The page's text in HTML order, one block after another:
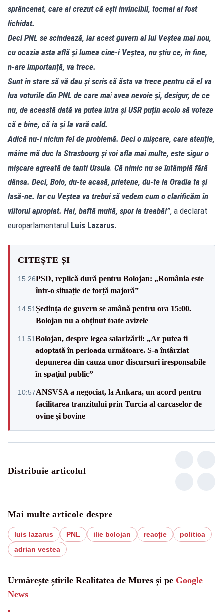
sprâncenat, care ai crezut că ești invincibil, tocmai ai fost
lichidat.
Deci PNL se scindează, iar acest guvern al lui Veștea mai nou,
cu ocazia asta află și lumea cine-i Veștea, nu știu ce, în fine,
n-are importanță, va trece.
Sunt în stare să vă dau și scris că ăsta va trece pentru că el va
lua voturile din PNL de care mai avea nevoie și, desigur, de ce
nu, de această dată va putea intra și USR puțin acolo să voteze
că e bine, că ia și la vară cald.
Adică nu-i niciun fel de problemă. Deci o mișcare, care atenție,
mâine mă duc la Strasbourg și voi afla mai multe, este sigur o
mișcare agreată de tanti Ursula. Că nimic nu se întâmplă fără
dânsa. Deci, Bolo, du-te acasă, prietene, du-te la Oradia ta și
lasă-ne. Iar cu Veștea va trebui să vedem cum o clarificăm în
viitorul apropiat. Hai, baftă multă, spor la treabă!”, a declarat
europarlamentarul Luis Lazarus.
CITEȘTE ȘI
15:26PSD, replică dură pentru Bolojan: „România este
într-o situație de forță majoră”
14:51Ședința de guvern se amână pentru ora 15:00.
Bolojan nu a obținut toate avizele
11:51Bolojan, despre legea salarizării: „Ar putea fi
adoptată în perioada următoare. S-a întârziat
depunerea din cauza unor discursuri iresponsabile
în spaţiul public”
10:57ANSVSA a negociat, la Ankara, un acord pentru
facilitarea tranzitului prin Turcia al carcaselor de
ovine și bovine
Distribuie articolul
Mai multe articole despre
luis lazarus PNL ilie bolojan reacție
politica
adrian vestea
Urmărește știrile Realitatea de Mures și pe Google
News